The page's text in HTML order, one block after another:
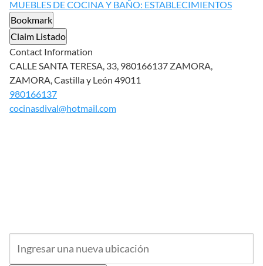
MUEBLES DE COCINA Y BAÑO: ESTABLECIMIENTOS
Bookmark
Claim Listado
Contact Information
CALLE SANTA TERESA, 33, 980166137 ZAMORA,
ZAMORA, Castilla y León 49011
980166137
cocinasdival@hotmail.com